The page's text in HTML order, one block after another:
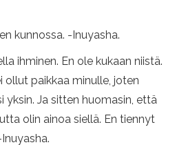
kunnossa. -Inuyasha.
ihminen. En ole kukaan niistä.
ollut paikkaa minulle, joten
yksin. Ja sitten huomasin, että
olin ainoa siellä. En tiennyt